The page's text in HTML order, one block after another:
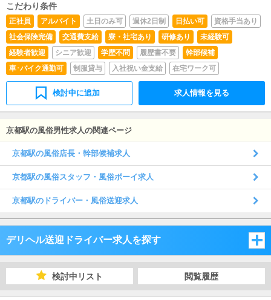
こだわり条件
正社員 アルバイト 土日のみ可 週休2日制 日払い可
資格手当あり
社会保険完備
交通費支給 寮・社宅あり 研修あり
未経験可
経験者歓迎
シニア歓迎 学歴不問 履歴書不要
幹部候補
車･バイク通勤可
制服貸与 入社祝い金支給 在宅ワーク可
検討中に追加 求人情報を見る
京都駅の風俗男性求人の関連ページ
京都駅の風俗店長・幹部候補求人
京都駅の風俗スタッフ・風俗ボーイ求人
京都駅のドライバー・風俗送迎求人
デリヘル送迎ドライバー求人を探す
大阪府
検討中リスト 閲覧履歴